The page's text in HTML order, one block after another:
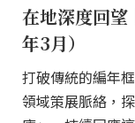
在地深度回
年3月）
打破傳統的編年
領域策展脈絡，